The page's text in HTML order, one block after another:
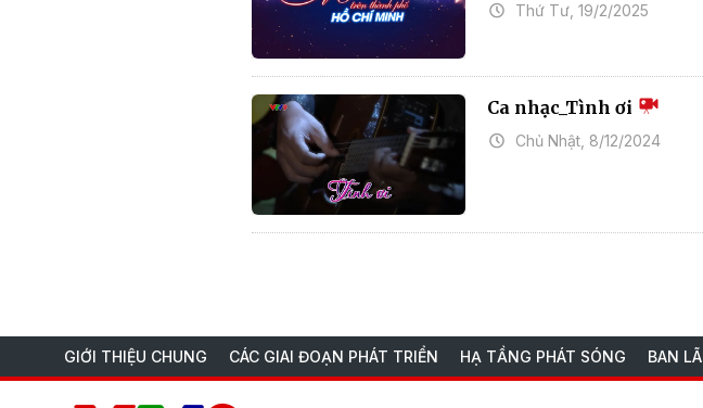
Thứ Tư, 19/2/2025
Ca nhạc_Tình ơi
Chủ Nhật, 8/12/2024
GIỚI THIỆU CHUNG CÁC GIAI ĐOẠN PHÁT TRIỂN HẠ TẦNG PHÁT SÓNG BAN